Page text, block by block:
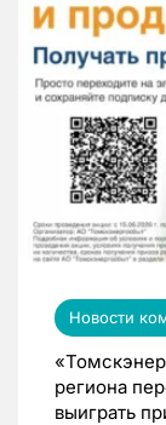
Новости
региона
выиграть